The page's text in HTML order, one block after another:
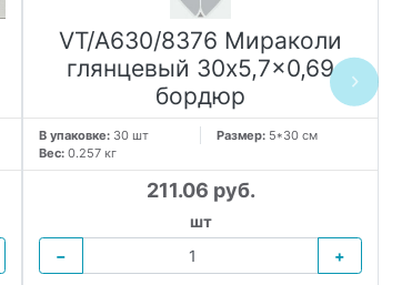
VT/A630/8376 Мираколи
глянцевый 30x5,7x0,69
бордюр
В упаковке: 30 шт Размер: 5*30 см
Вес: 0.257 кг
211.06 руб.
шт
−
+